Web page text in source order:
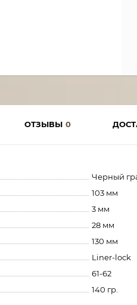
ОТЗЫВЫ 0
Черный
103 мм
3 мм
28 мм
130 мм
Liner-lock
61-62
140 гр.